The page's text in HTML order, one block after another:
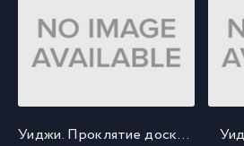
Уиджи. Проклятие доски дьявола